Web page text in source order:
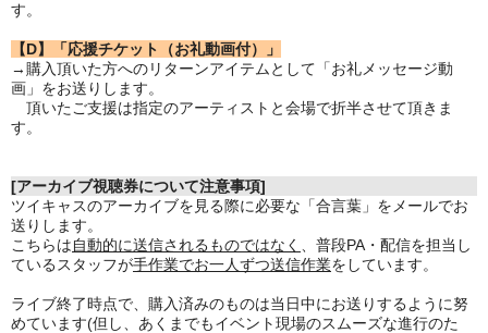
す。
【D】「応援チケット（お礼動画付）」
→購入頂いた方へのリターンアイテムとして「お礼メッセージ動
画」をお送りします。
頂いたご支援は指定のアーティストと会場で折半させて頂きま
す。
[アーカイブ視聴券について注意事項]
ツイキャスのアーカイブを見る際に必要な「合言葉」をメールでお
送りします。
こちらは自動的に送信されるものではなく
、普段PA・配信を担当し
ているスタッフが手作業でお一人ずつ送信作業をしています。
ライブ終了時点で、購入済みのものは当日中にお送りするように努
めています(但し、あくまでもイベント現場のスムーズな進行のた